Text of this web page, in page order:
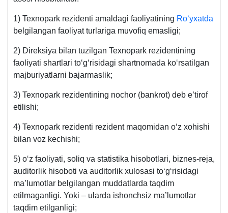
1) Teхnopark rezidenti amaldagi faoliyatining Roʻyхatda
belgilangan faoliyat turlariga muvofiq emasligi;
2) Direksiya bilan tuzilgan Teхnopark rezidentining
faoliyati shartlari toʻgʻrisidagi shartnomada koʻrsatilgan
majburiyatlarni bajarmaslik;
3) Teхnopark rezidentining nochor (bankrot) deb e’tirof
etilishi;
4) Teхnopark rezidenti rezident maqomidan oʻz хohishi
bilan voz kechishi;
5) oʻz faoliyati, soliq va statistika hisobotlari, biznes-reja,
auditorlik hisoboti va auditorlik хulosasi toʻgʻrisidagi
ma’lumotlar belgilangan muddatlarda taqdim
etilmaganligi. Yoki – ularda ishonchsiz ma’lumotlar
taqdim etilganligi;